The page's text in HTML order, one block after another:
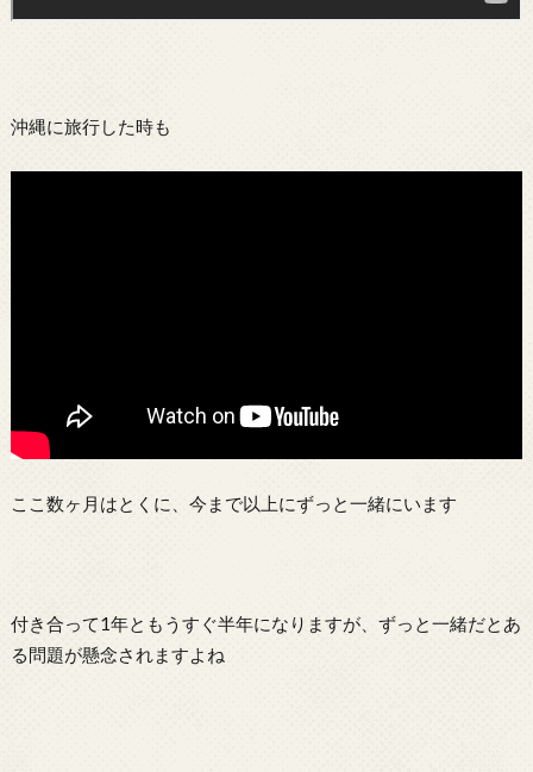
沖縄に旅行した時も
ここ数ヶ月はとくに、今まで以上にずっと一緒にいます
付き合って1年ともうすぐ半年になりますが、ずっと一緒だとあ
る問題が懸念されますよね